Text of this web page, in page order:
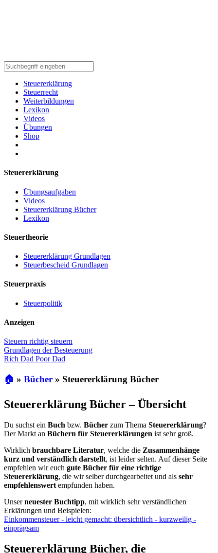
Steuererklärung
Steuerrecht
Weiterbildungen
Lexikon
Videos
Übungen
Shop
Steuererklärung
Übungsaufgaben
Videos
Steuererklärung Bücher
Lexikon
Steuertheorie
Steuererklärung Grundlagen
Steuerbescheid Grundlagen
Steuerpraxis
Steuerpolitik
Anzeigen
Steuern richtig steuern
Grundlagen der Besteuerung
Rich Dad Poor Dad
🏠 » Bücher » Steuererklärung Bücher
Steuererklärung Bücher – Übersicht
Du suchst ein Buch bzw. Bücher zum Thema Steuererklärung?
Der Markt an Büchern für Steuererklärungen ist sehr groß.
Wirklich brauchbare Literatur, welche die Zusammenhänge
kurz und verständlich darstellt, ist leider selten. Auf dieser Seite
empfehlen wir euch gute Bücher für eine richtige
Steuererklärung, die wir selber durchgearbeitet und als sehr
empfehlenswert empfunden haben.
Unserneuester Buchtipp, mit wirklich sehr verständlichen
Erklärungen und Beispielen:
Einkommensteuer - leicht gemacht: übersichtlich - kurzweilig -
einprägsam
Steuererklärung Bücher, die